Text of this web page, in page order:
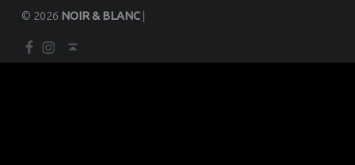
© 2026 NOIR & BLANC
Facebook
Instagram